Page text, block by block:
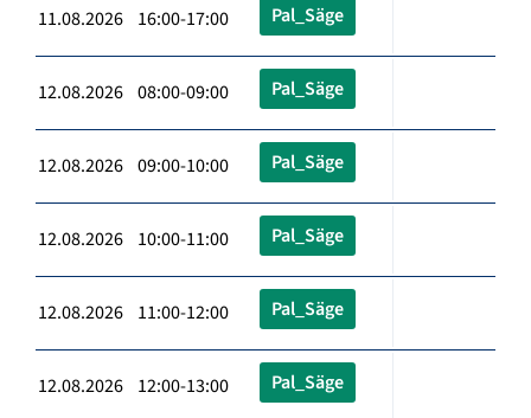
11.08.2026 16:00-17:00 Pal_Säge
12.08.2026 08:00-09:00 Pal_Säge
12.08.2026 09:00-10:00 Pal_Säge
12.08.2026 10:00-11:00 Pal_Säge
12.08.2026 11:00-12:00 Pal_Säge
12.08.2026 12:00-13:00 Pal_Säge